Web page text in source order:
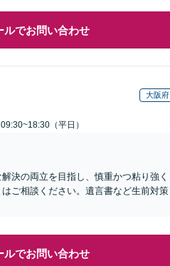
ルでお問い合わせ
大阪府
（平日）
決の両立を目指し、慎重かつ粘り強く
ご相談ください。遺言書など生前対策
ルでお問い合わせ